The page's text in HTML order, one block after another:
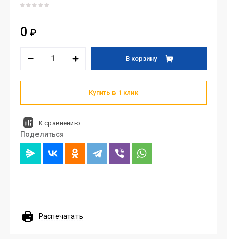
0 ₽
В корзину
Купить в 1 клик
К сравнению
Поделиться
Распечатать